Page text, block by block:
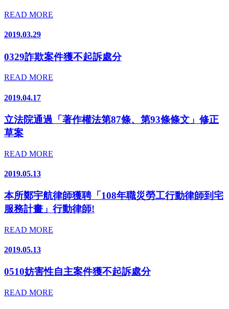
READ MORE
2019.03.29
0329詐欺案件獲不起訴處分
READ MORE
2019.04.17
立法院通過「著作權法第87條、第93條條文」修正
草案
READ MORE
2019.05.13
本所鄭宇航律師獲聘「108年職災勞工行動律師到宅
服務計畫」行動律師!
READ MORE
2019.05.13
0510妨害性自主案件獲不起訴處分
READ MORE